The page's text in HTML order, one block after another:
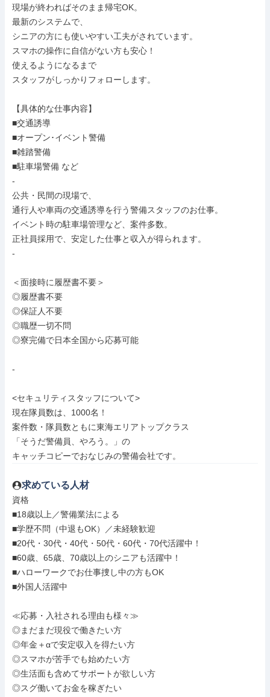
現場が終わればそのまま帰宅OK。
最新のシステムで、
シニアの方にも使いやすい工夫がされています。
スマホの操作に自信がない方も安心！
使えるようになるまで
スタッフがしっかりフォローします。
【具体的な仕事内容】
■交通誘導
■オープン･イベント警備
■雑踏警備
■駐車場警備 など
-
公共・民間の現場で、
通行人や車両の交通誘導を行う警備スタッフのお仕事。
イベント時の駐車場管理など、案件多数。
正社員採用で、安定した仕事と収入が得られます。
-
＜面接時に履歴書不要＞
◎履歴書不要
◎保証人不要
◎職歴一切不問
◎寮完備で日本全国から応募可能
-
<セキュリティスタッフについて>
現在隊員数は、1000名！
案件数・隊員数ともに東海エリアトップクラス
「そうだ警備員、やろう。」の
キャッチコピーでおなじみの警備会社です。
求めている人材
資格
■18歳以上／警備業法による
■学歴不問（中退もOK）／未経験歓迎
■20代・30代・40代・50代・60代・70代活躍中！
■60歳、65歳、70歳以上のシニアも活躍中！
■ハローワークでお仕事捜し中の方もOK
■外国人活躍中
≪応募・入社される理由も様々≫
◎まだまだ現役で働きたい方
◎年金＋αで安定収入を得たい方
◎スマホが苦手でも始めたい方
◎生活面も含めてサポートが欲しい方
◎スグ働いてお金を稼ぎたい